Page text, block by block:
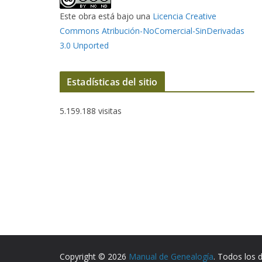
Este obra está bajo una Licencia Creative
Commons Atribución-NoComercial-SinDerivadas
3.0 Unported
Estadísticas del sitio
5.159.188 visitas
Copyright © 2026 Manual de Genealogía. Todos los